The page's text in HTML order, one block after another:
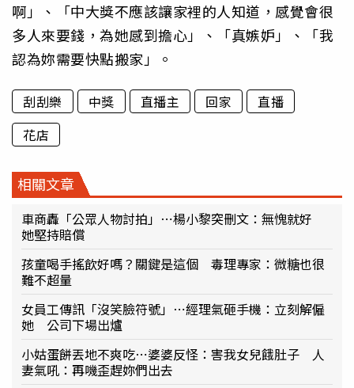
啊」、「中大獎不應該讓家裡的人知道，感覺會很
多人來要錢，為她感到擔心」、「真嫉妒」、「我
認為妳需要快點搬家」。
刮刮樂 中獎 直播主 回家
直播
花店
相關文章
車商轟「公眾人物討拍」⋯楊小黎突刪文：無愧就好
她堅持賠償
孩童喝手搖飲好嗎？關鍵是這個 毒理專家：微糖也很
難不超量
女員工傳訊「沒笑臉符號」⋯經理氣砸手機：立刻解僱
她 公司下場出爐
小姑蛋餅丟地不爽吃⋯婆婆反怪：害我女兒餓肚子 人
妻氣吼：再嘰歪趕妳們出去